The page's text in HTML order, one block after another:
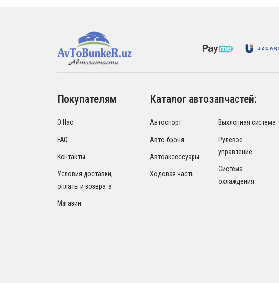
Покупателям
О Нас
FAQ
Контакты
Условия доставки,
оплаты и возврата
Магазин
Каталог автозапчастей:
Автоспорт
Авто-броня
Автоаксессуары
Ходовая часть
Выхлопная система
Рулевое
управление
Система
охлаждения